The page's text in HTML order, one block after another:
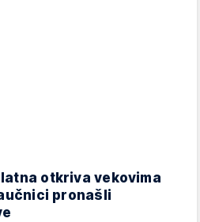
otkriva vekovima
pronašli